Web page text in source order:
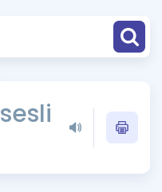
sesli